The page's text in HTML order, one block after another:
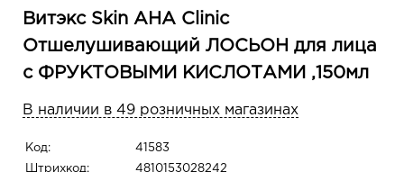
Витэкс Skin AHA Clinic
Отшелушивающий ЛОСЬОН для лица
с ФРУКТОВЫМИ КИСЛОТАМИ ,150мл
В наличии в 49 розничных магазинах
Код: 41583
Штрихкод: 4810153028242